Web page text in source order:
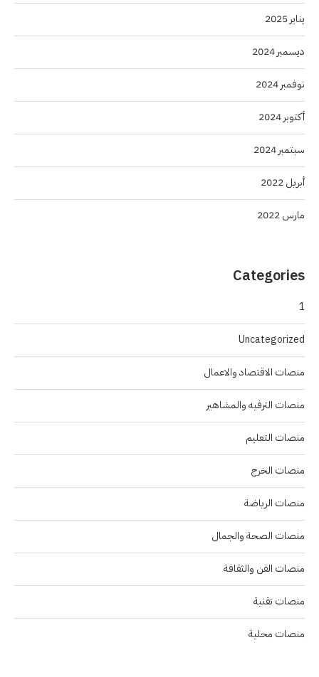
يناير 2025
ديسمبر 2024
نوفمبر 2024
أكتوبر 2024
سبتمبر 2024
أبريل 2022
مارس 2022
Categories
1
Uncategorized
منصات الاقتصاد والاعمال
منصات الترفيه والمشاهير
منصات التعليم
منصات الخرج
منصات الرياضة
منصات الصحة والجمال
منصات الفن والثقافة
منصات تقنية
منصات محلية